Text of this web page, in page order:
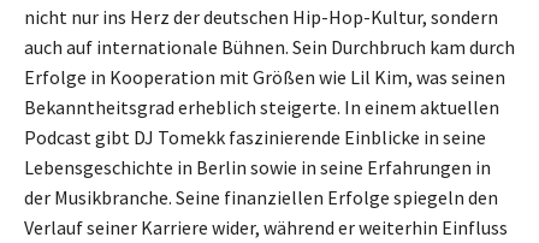
nicht nur ins Herz der deutschen Hip-Hop-Kultur, sondern
auch auf internationale Bühnen. Sein Durchbruch kam durch
Erfolge in Kooperation mit Größen wie Lil Kim, was seinen
Bekanntheitsgrad erheblich steigerte. In einem aktuellen
Podcast gibt DJ Tomekk faszinierende Einblicke in seine
Lebensgeschichte in Berlin sowie in seine Erfahrungen in
der Musikbranche. Seine finanziellen Erfolge spiegeln den
Verlauf seiner Karriere wider, während er weiterhin Einfluss